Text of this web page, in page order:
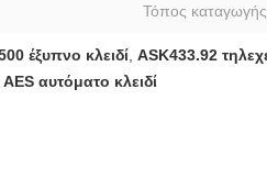
Τόπος
έξυπνο κλειδί ASK433.92
αυτόματο κλειδί